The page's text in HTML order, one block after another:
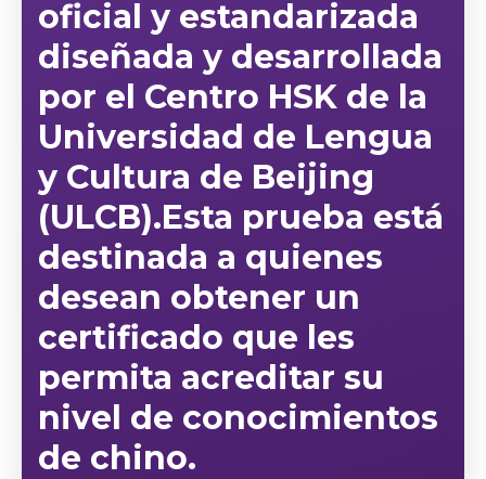
oficial y estandarizada
diseñada y desarrollada
por el Centro HSK de la
Universidad de Lengua
y Cultura de Beijing
(ULCB).Esta prueba está
destinada a quienes
desean obtener un
certificado que les
permita acreditar su
nivel de conocimientos
de chino.